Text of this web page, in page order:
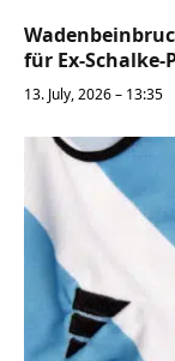
für Ex-Schalke-
13. July, 2026 – 13:35